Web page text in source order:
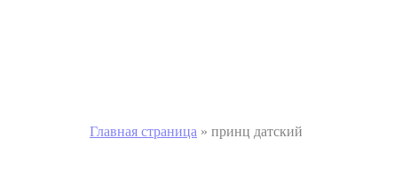
Главная страница » принц датский